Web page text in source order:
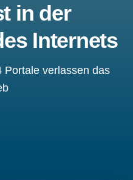
in der
Internets
Portale verlassen das